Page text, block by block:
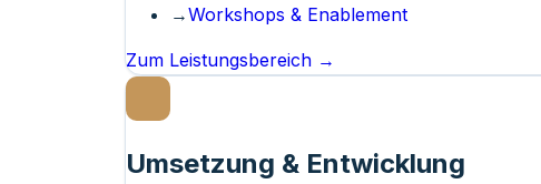
→Workshops & Enablement
Zum Leistungsbereich →
Umsetzung & Entwicklung